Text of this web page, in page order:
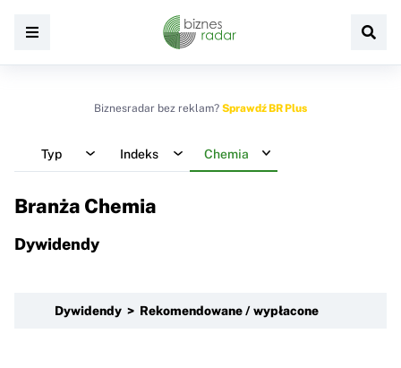
Biznesradar bez reklam? Sprawdź BR Plus
Typ Indeks Chemia
Branża Chemia
Dywidendy
Dywidendy > Rekomendowane / wypłacone